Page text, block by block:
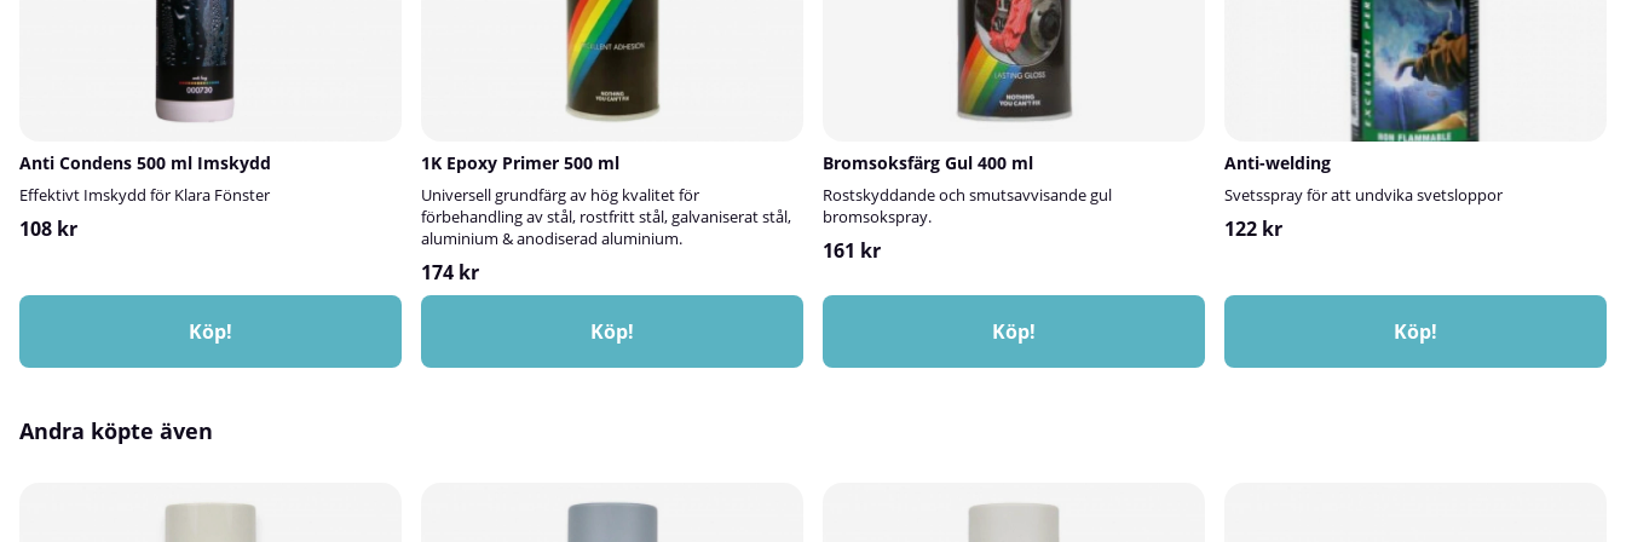
som effektivt skyddar mot fukt, smuts och
vibrationer.AnvändningsområdenKarosserikittet kan
användas till en mängd olika ändamål, bland
annat:Tätning av fogar: Perfekt för överlappningar,
flänsar och punktsvetsningar på
bilkarosserier.Reparationer: För mindre sprickor och
Används vid montering av bildelar och
tillbehör.Övriga applikationer: Även lämpat för
tätning inom båtbygge och industri.⚠️ Observera:För
bästa resultat rekommenderas preliminära tester
Anti Condens 500 ml Imskydd
Effektivt Imskydd för Klara Fönster
108 kr
Köp!
1K Epoxy Primer 500 ml
Universell grundfärg av hög kvalitet för
förbehandling av stål, rostfritt stål, galvaniserat stål,
aluminium & anodiserad aluminium.
174 kr
Köp!
Bromsoksfärg Gul 400 ml
Rostskyddande och smutsavvisande gul
bromsokspray.
161 kr
Köp!
Anti-welding
Svetsspray för att undvika svetsloppor
122 kr
Köp!
Andra köpte även